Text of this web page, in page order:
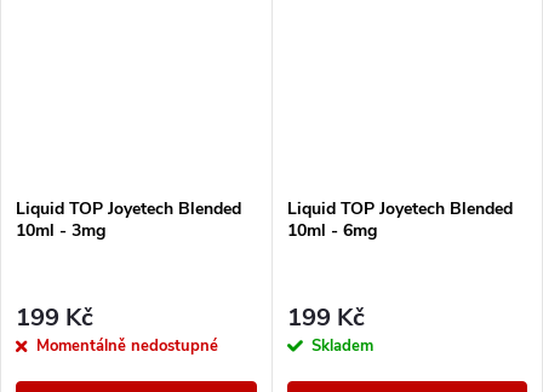
Liquid TOP Joyetech Blended
10ml - 3mg
199 Kč
Momentálně nedostupné
Liquid TOP Joyetech Blended
10ml - 6mg
199 Kč
Skladem